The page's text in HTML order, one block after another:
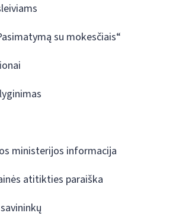
su mokesčiais“
ministerijos informacija
atitikties paraiška